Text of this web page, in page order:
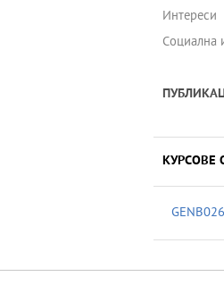
Интереси
Социална
КУРСОВЕ